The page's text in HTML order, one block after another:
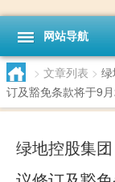
网站导航
> 文章列表 >
订及豁免条款将于9
绿地控股集